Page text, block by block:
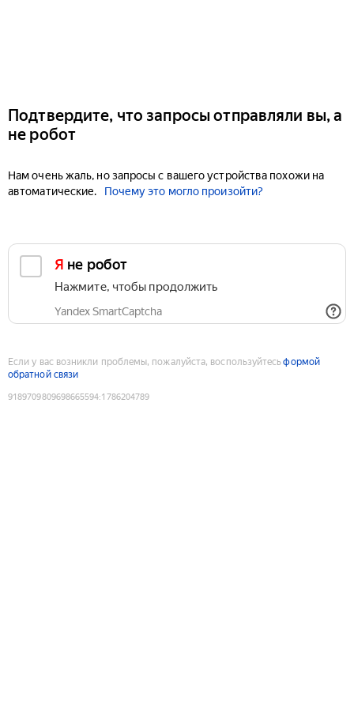
Подтвердите, что запросы отправляли вы, а
не робот
Нам очень жаль, но запросы с вашего устройства похожи на
автоматические.
Почему это могло произойти?
Я не робот
Нажмите, чтобы продолжить
Yandex SmartCaptcha
Если у вас возникли проблемы, пожалуйста, воспользуйтесьформой
обратной связи
9189709809698665594:1786204789